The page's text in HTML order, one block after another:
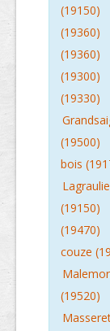
(19150)
(19360)
(19360)
(19300)
(19330)
(19500)
bois
(19150)
(19470)
couze
(19520)